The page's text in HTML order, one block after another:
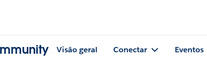
Visão geral Conectar Eventos